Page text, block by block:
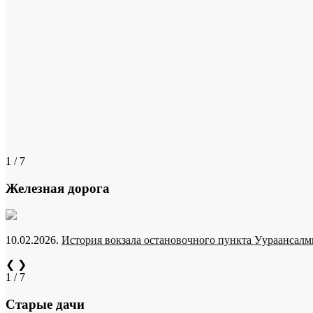
1 / 7
Железная дорога
10.02.2026. История вокзала остановочного пункта
❮ ❯
1 / 7
Старые дачи